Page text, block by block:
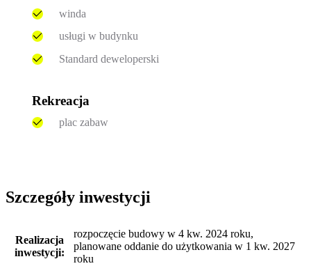
winda
usługi w budynku
Standard deweloperski
Rekreacja
plac zabaw
Szczegóły inwestycji
Realizacja
inwestycji:
rozpoczęcie budowy w 4 kw. 2024 roku,
planowane oddanie do użytkowania w 1 kw. 2027
roku